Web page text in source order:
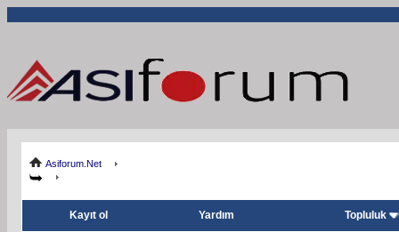
Asiforum.Net
Kayıt ol Yardım Topluluk